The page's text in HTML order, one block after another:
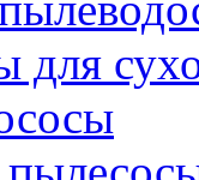
для